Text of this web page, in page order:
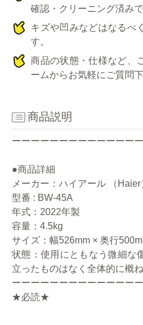
確認・クリーニング済みで
キズや凹みなどはなるべ
す。
商品の状態・仕様など、
ームからお気軽にご質問下
商品説明
ーーーーーーーーーーーーー
●商品詳細
メーカー：ハイアール （Haier
型番 : BW-45A
年式：2022年製
容量：4.5kg
サイズ：幅526mm × 奥行
状態：使用にともなう微細な
立ったものはなく全体的に概
ーーーーーーーーーーーーー
★必読★